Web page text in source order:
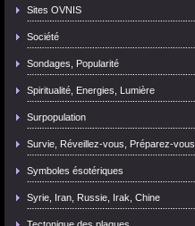
Sites OVNIS
Société
Sondages, Popularité
Spiritualité, Energies, Lumière
Surpopulation
Survie, Réveillez-vous, Préparez-vous
Symboles ésotériques
Syrie, Iran, Russie, Irak, Chine